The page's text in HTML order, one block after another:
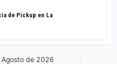
de Pickup en La
de 2026